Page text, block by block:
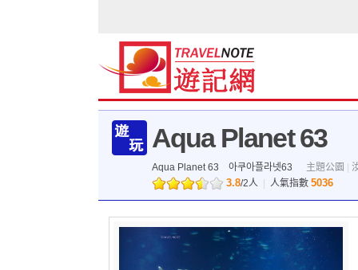
Aqua Planet 63
Aqua Planet 63 아쿠아플라넷63 主題公園
3.8/2人 人氣指數 5036